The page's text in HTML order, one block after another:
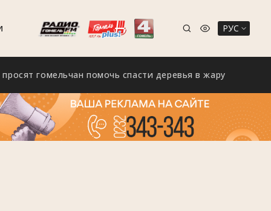
РУС
помочь спасти деревья в жару